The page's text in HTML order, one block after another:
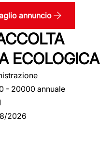
annuncio
ECOLOGICA
- 20000 annuale
2026